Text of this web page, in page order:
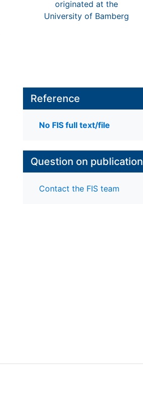
originated at the
University of Bamberg
Reference
No FIS full text/file
Question on publication
Contact the FIS team